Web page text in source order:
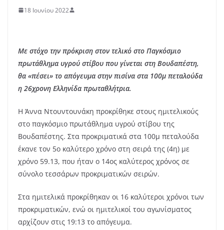
18 Ιουνίου 2022
Με στόχο την πρόκριση στον τελικό στο Παγκόσμιο
πρωτάθλημα υγρού στίβου που γίνεται στη Βουδαπέστη,
θα «πέσει» το απόγευμα στην πισίνα στα 100μ πεταλούδα
η 26χρονη Ελληνίδα πρωταθλήτρια.
Η Άννα Ντουντουνάκη προκρίθηκε στους ημιτελικούς
στο παγκόσμιο πρωτάθλημα υγρού στίβου της
Βουδαπέστης. Στα προκριματικά στα 100μ πεταλούδα
έκανε τον 5ο καλύτερο χρόνο στη σειρά της (4η) με
χρόνο 59.13, που ήταν ο 14ος καλύτερος χρόνος σε
σύνολο τεσσάρων προκριματικών σειρών.
Στα ημιτελικά προκρίθηκαν οι 16 καλύτεροι χρόνοι των
προκριματικών, ενώ οι ημιτελικοί του αγωνίσματος
αρχίζουν στις 19:13 το απόγευμα.